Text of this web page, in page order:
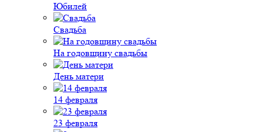
Юбилей
Свадьба
На годовщину свадьбы
День матери
14 февраля
23 февраля